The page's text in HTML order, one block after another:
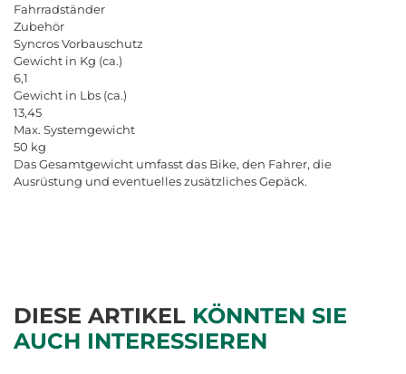
Fahrradständer
Zubehör
SyncrosVorbauschutz
Gewicht in Kg (ca.)
6,1
Gewicht in Lbs (ca.)
13,45
Max. Systemgewicht
50 kg
DasGesamtgewicht umfasstdas Bike, den Fahrer, die
Ausrüstung und eventuelleszusätzlichesGepäck.
DIESE ARTIKEL KÖNNTEN SIE
AUCH INTERESSIEREN